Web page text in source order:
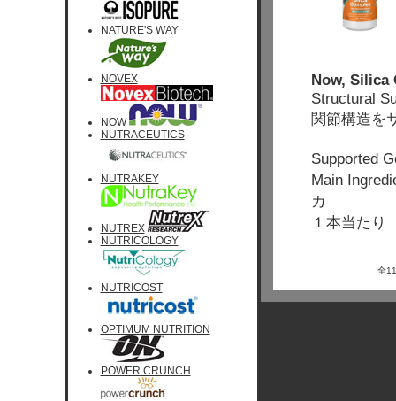
NATURE'S WAY
NOVEX
NOW
NUTRACEUTICS
NUTRAKEY
NUTREX
NUTRICOLOGY
NUTRICOST
OPTIMUM NUTRITION
POWER CRUNCH
Now, Silica
Structural
関節構造を
Supported
Main
カ
１本当た
全